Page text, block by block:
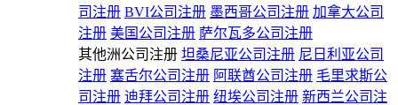
司注册 BVI公司注册 墨西哥公司注册 加拿大公司
注册 美国公司注册 萨尔瓦多公司注册
其他洲公司注册 坦桑尼亚公司注册 尼日利亚公司
注册 塞舌尔公司注册 阿联酋公司注册 毛里求斯公
司注册 迪拜公司注册 纽埃公司注册 新西兰公司注